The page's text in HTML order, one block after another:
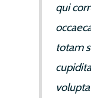
qui
totam